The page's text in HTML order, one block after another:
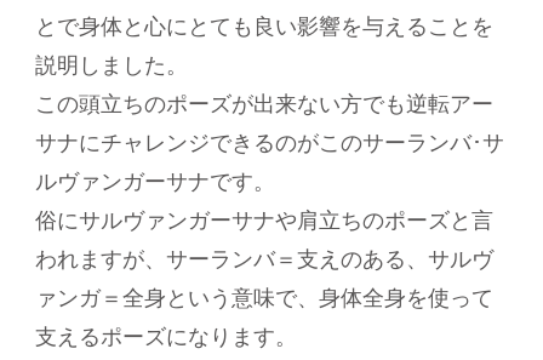
とで身体と心にとても良い影響を与えることを
説明しました。
この頭立ちのポーズが出来ない方でも逆転アー
サナにチャレンジできるのがこのサーランバ･サ
ルヴァンガーサナです。
俗にサルヴァンガーサナや肩立ちのポーズと言
われますが、サーランバ＝支えのある、サルヴ
ァンガ＝全身という意味で、身体全身を使って
支えるポーズになります。